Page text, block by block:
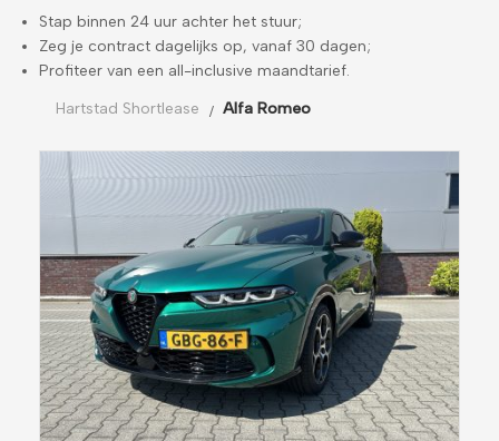
Stap binnen 24 uur achter het stuur;
Zeg je contract dagelijks op, vanaf 30 dagen;
Profiteer van een all-inclusive maandtarief.
Hartstad Shortlease
Alfa Romeo